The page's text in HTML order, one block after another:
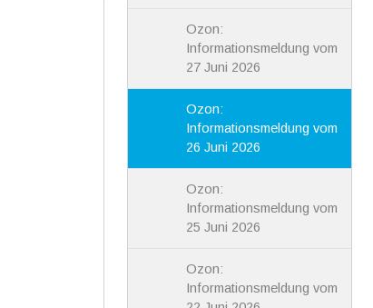
Ozon:
Informationsmeldung vom
27 Juni 2026
Ozon:
Informationsmeldung vom
26 Juni 2026
Ozon:
Informationsmeldung vom
25 Juni 2026
Ozon:
Informationsmeldung vom